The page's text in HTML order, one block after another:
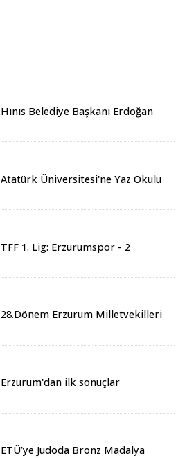
Hınıs Belediye Başkanı Erdoğan
Atatürk Üniversitesi'ne Yaz Okulu
TFF 1. Lig: Erzurumspor - 2
28.Dönem Erzurum Milletvekilleri
Erzurum'dan ilk sonuçlar
ETÜ’ye Judoda Bronz Madalya